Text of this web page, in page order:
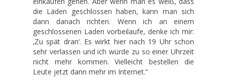
die Läden geschlossen haben, kann man sich
dann danach richten. Wenn ich an einem
geschlossenen Laden vorbeilaufe, denke ich mir:
‚Zu spät dran‘. Es wirkt hier nach 19 Uhr schon
sehr verlassen und ich würde zu so einer Uhrzeit
nicht mehr kommen. Vielleicht bestellen die
Leute jetzt dann mehr im Internet.“